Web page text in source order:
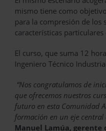
mismo tiene como
para la compresión de los
características
El curso, que suma 12
Ingeniero Técnico
“Nos congratulamos de
que ofrecemos nuestros
futuro en esta Comunidad
formación en un eje
Manuel Lamúa, gerente